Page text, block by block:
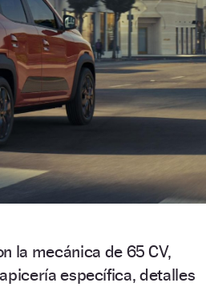
la mecánica de 65 CV,
específica, detalles